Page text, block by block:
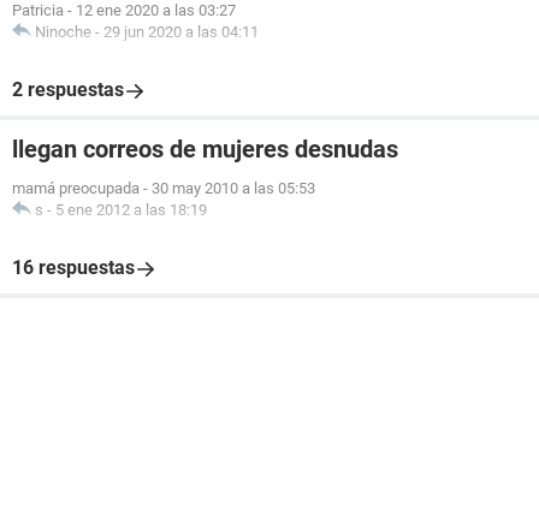
Patricia - 12 ene 2020 a las 03:27
Ninoche - 29 jun 2020 a las 04:11
2 respuestas
llegan correos de mujeres desnudas
mamá preocupada - 30 may 2010 a las 05:53
s - 5 ene 2012 a las 18:19
16 respuestas